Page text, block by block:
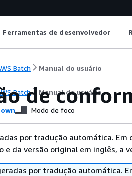
Ferramentas de desenvolvedor
Batch Manual do usuário
Batch Manual do usuário
de
Modo de foco
por tradução automática.
e da versão original em inglês, a
por tradução automática.